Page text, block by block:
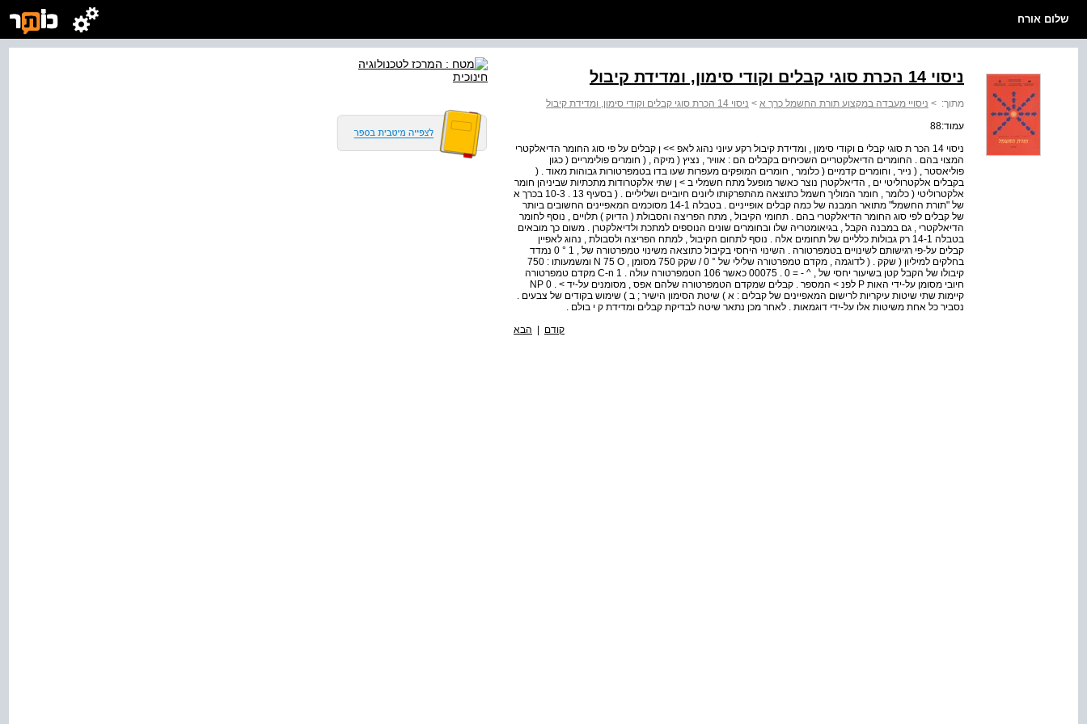
שלום אורח
ניסוי 14 הכרת סוגי קבלים וקודי סימון, ומדידת קיבול
מתוך: > ניסויי מעבדה במקצוע תורת החשמל כרך א > ניסוי 14 הכרת סוגי קבלים וקודי סימון, ומדידת קיבול
עמוד:88
ניסוי 14 הכר ת סוגי קבלי ם וקודי סימון , ומדידת קיבול רקע עיוני נהוג לאפ >> ן קבלים על פי סוג החומר הדיאלקטרי
המצוי בהם . החומרים הדיאלקטריים השכיחים בקבלים הם : אוויר , נציץ ( מיקה , ( חומרים פולימריים ( כגון
פוליאסטר , ( נייר , וחומרים קדמיים ( כלומר , חומרים המופקים מעפרות שעו בדו בטמפרטורות גבוהות מאוד . (
בקבלים אלקטרוליטי ים , הדיאלקטרן נוצר כאשר מופעל מתח חשמלי ב > ן שתי אלקטרודות מתכתיות שביניהן חומר
אלקטרוליטי ( כלומר , חומר המוליך חשמל כתוצאה מהתפרקותו ליונים חיוביים ושליליים . ( בסעיף 13 . 10-3 בכרך א
של "תורת החשמל" מתואר המבנה של כמה קבלים אופייניים . בטבלה 14-1 מסוכמים המאפיינים החשובים ביותר
של קבלים לפי סוג החומר הדיאלקטרי בהם . תחומי הקיבול , מתח הפריצה והסבולת ( הדיוק ) תלויים , נוסף לחומר
הדיאלקטרי , גם במבנה הקבל , בגיאומטריה שלו ובחומרים שונים הנוספים למתכת ולדיאלקטרן . משום כך מובאים
בטבלה 14-1 רק גבולות כלליים של תחומים אלה . נוסף לתחום הקיבול , למתח הפריצה ולסבולת , נהוג לאפיין
קבלים על-פי רגישותם לשינויים בטמפרטורה . השינוי היחסי בקיבול כתוצאה משינוי טמפרטורה של , 1 ° 0 נמדד
בחלקים למיליון ( שקק . ( לדוגמה , מקדם טמפרטורה שלילי של ° 0 / שקק 750 מסומן , N 75 O ומשמעותו : 750
קיבולו של הקבל קטן בשיעור יחסי של , ^ - = 0 . 00075 כאשר 106 הטמפרטורה עולה . 1 C-n מקדם טמפרטורה
חיובי מסומן על-ידי האות P לפנ > המספר . קבלים שמקדם הטמפרטורה שלהם אפס , מסומנים על-יד > . NP 0
קיימות שתי שיטות עיקריות לרישום המאפיינים של קבלים : א ) שיטת הסימון הישיר ; ב ) שימוש בקודים של צבעים .
נסביר כל אחת משיטות אלו על-ידי דוגמאות . לאחר מכן נתאר שיטה לבדיקת קבלים ומדידת ק י בולם .
קודם | הבא